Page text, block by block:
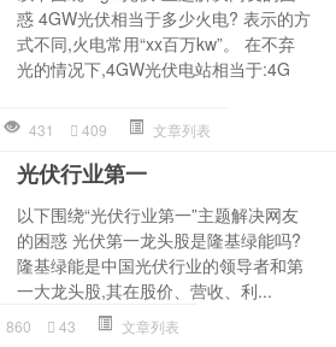
惑 4GW光伏相当于多少火电? 表示的方
式不同,火电常用“xx百万kw”。 在不弃
光的情况下,4GW光伏电站相当于:4G
431 409 文章列表
光伏行业第一
以下围绕“光伏行业第一”主题解决网友
的困惑 光伏第一龙头股是隆基绿能吗?
隆基绿能是中国光伏行业的领导者和第
一大龙头股,其在股价、营收、利...
860 43 文章列表